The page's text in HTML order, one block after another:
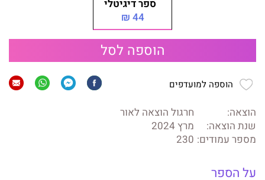
ספר דיגיטלי
44 ₪
הוספה לסל
הוספה למועדפים
הוצאה:
חרגול הוצאה לאור
שנת הוצאה:
מרץ 2024
מספר עמודים: 230
על הספר